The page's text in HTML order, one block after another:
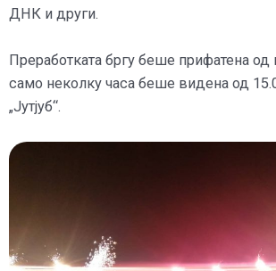
ДНК и други.
Преработката бргу беше прифатена од
само неколку часа беше видена од
„Јутјуб“.